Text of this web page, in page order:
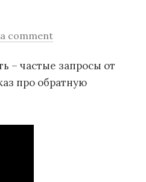
comment
– частые запросы от
про обратную